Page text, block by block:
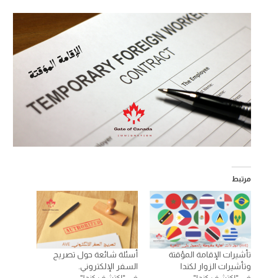
مرتبط
تأشيرات الإقامة المؤقتة
وتأشيرات الزوار لكندا
أسئلة شائعة حول تصريح
السفر الإلكتروني.